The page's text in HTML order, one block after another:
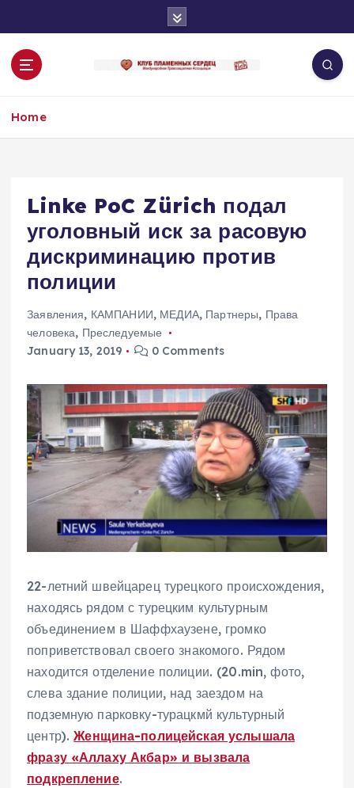
o
Home
Linke PoC Zürich подал
уголовный иск за расовую
дискриминацию против
полиции
Заявления, КАМПАНИИ, МЕДИА, Партнеры, Права
человека, Преследуемые
January 13, 2019
0 Comments
22-летний швейцарец турецкого происхождения,
находясь рядом с турецким культурным
объединением в Шаффхаузене, громко
поприветствовал своего знакомого. Рядом
находится отделение полиции. (20.min, фото,
слева здание полиции, над заездом на
подземную парковку-турацкмй культурный
центр).Женщина-полицейская услышала
фразу «Аллаху Акбар» и вызвала
подкрепление.